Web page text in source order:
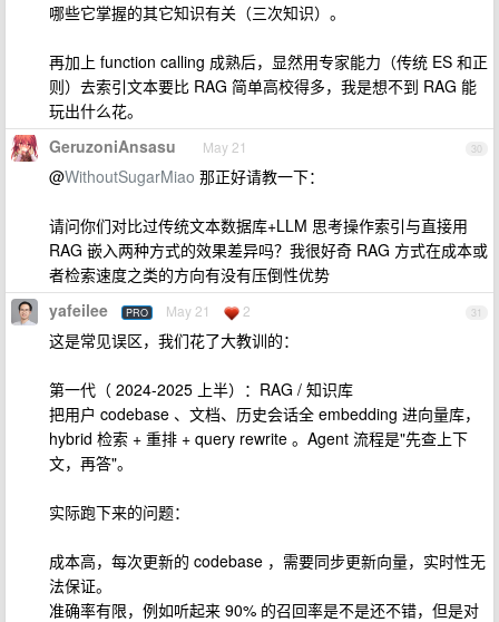
哪些它掌握的其它知识有关（三次知识）。
再加上 function calling 成熟后，显然用专家能力（传统 ES 和正
则）去索引文本要比 RAG 简单高校得多，我是想不到 RAG 能
玩出什么花。
30
GeruzoniAnsasu May 21
@WithoutSugarMiao 那正好请教一下：
请问你们对比过传统文本数据库+LLM 思考操作索引与直接用
RAG 嵌入两种方式的效果差异吗？我很好奇 RAG 方式在成本或
者检索速度之类的方向有没有压倒性优势
31
yafeilee PRO May 21 2
这是常见误区，我们花了大教训的：
第一代（ 2024-2025 上半）：RAG / 知识库
把用户 codebase 、文档、历史会话全 embedding 进向量库，
hybrid 检索 + 重排 + query rewrite 。Agent 流程是"先查上下
文，再答"。
实际跑下来的问题：
成本高，每次更新的 codebase ，需要同步更新向量，实时性无
法保证。
准确率有限，例如听起来 90% 的召回率是不是还不错，但是对